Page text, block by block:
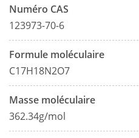
Numéro CAS
123973-70-6
Formule moléculaire
C17H18N2O7
Masse moléculaire
362.34g/mol